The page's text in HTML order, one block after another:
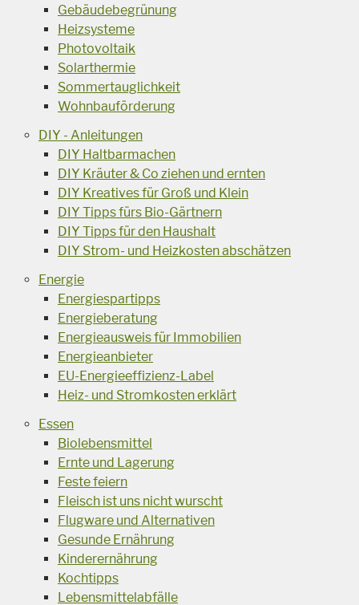
Gebäudebegrünung
Heizsysteme
Photovoltaik
Solarthermie
Sommertauglichkeit
Wohnbauförderung
DIY - Anleitungen
DIY Haltbarmachen
DIY Kräuter & Co ziehen und ernten
DIY Kreatives für Groß und Klein
DIY Tipps fürs Bio-Gärtnern
DIY Tipps für den Haushalt
DIY Strom- und Heizkosten abschätzen
Energie
Energiespartipps
Energieberatung
Energieausweis für Immobilien
Energieanbieter
EU-Energieeffizienz-Label
Heiz- und Stromkosten erklärt
Essen
Biolebensmittel
Ernte und Lagerung
Feste feiern
Fleisch ist uns nicht wurscht
Flugware und Alternativen
Gesunde Ernährung
Kinderernährung
Kochtipps
Lebensmittelabfälle